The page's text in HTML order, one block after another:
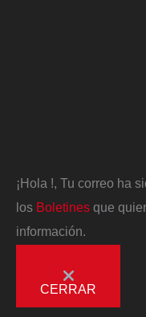
¡Hola !, Tu correo ha
los Boletines que
información.
CERRAR